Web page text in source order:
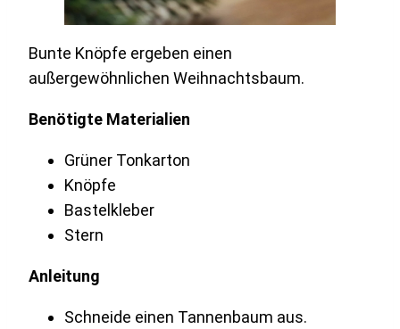
Bunte Knöpfe ergeben einen
außergewöhnlichen Weihnachtsbaum.
Benötigte Materialien
Grüner Tonkarton
Knöpfe
Bastelkleber
Stern
Anleitung
Schneide einen Tannenbaum aus.